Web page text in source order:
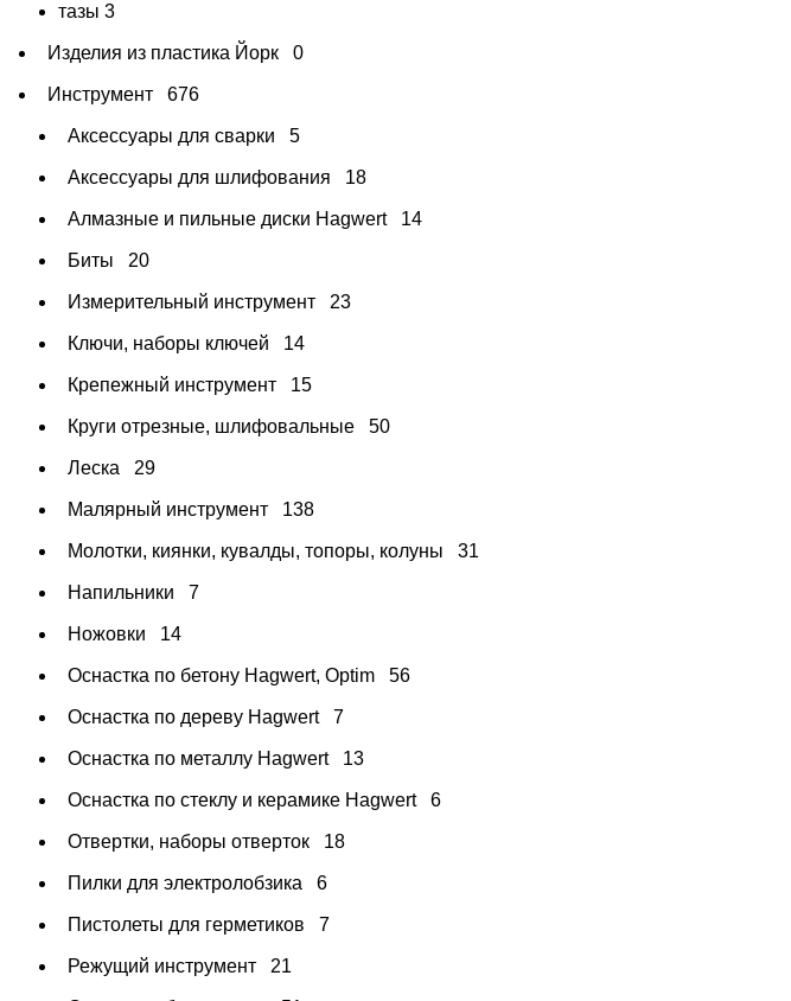
тазы 3
Изделия из пластика Йорк 0
Инструмент 676
Аксессуары для сварки 5
Аксессуары для шлифования 18
Алмазные и пильные диски Hagwert 14
Биты 20
Измерительный инструмент 23
Ключи, наборы ключей 14
Крепежный инструмент 15
Круги отрезные, шлифовальные 50
Леска 29
Малярный инструмент 138
Молотки, киянки, кувалды, топоры, колуны 31
Напильники 7
Ножовки 14
Оснастка по бетону Hagwert, Optim 56
Оснастка по дереву Hagwert 7
Оснастка по металлу Hagwert 13
Оснастка по стеклу и керамике Hagwert 6
Отвертки, наборы отверток 18
Пилки для электролобзика 6
Пистолеты для герметиков 7
Режущий инструмент 21